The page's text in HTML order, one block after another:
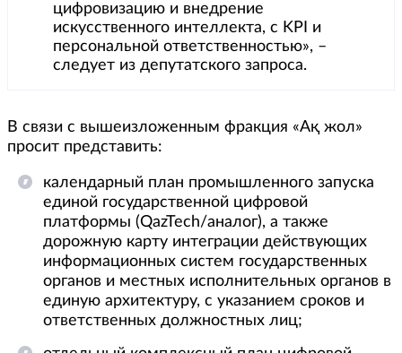
цифровизацию и внедрение
искусственного интеллекта, с KPI и
персональной ответственностью», –
следует из депутатского запроса.
В связи с вышеизложенным фракция «Ақ жол»
просит представить:
календарный план промышленного запуска
единой государственной цифровой
платформы (QazTech/аналог), а также
дорожную карту интеграции действующих
информационных систем государственных
органов и местных исполнительных органов в
единую архитектуру, с указанием сроков и
ответственных должностных лиц;